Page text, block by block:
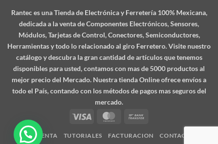
Ranteces una Tienda de Electrónica y Ferretería 100% Mexicana,
dedicada a la venta de Componentes Electrónicos, Sensores,
Módulos, Tarjetas de Control, Conectores, Semiconductores,
Herramientas y todo lo relacionado al giro Ferretero. Visite nuestro
catálogo y descubra la gran cantidad de artículos que tenemos
disponibles para usted, contamos con mas de 5000 productos al
mejor precio del Mercado. Nuestra tienda Online ofrece envíos a
todo el País, contando con los métodos de pagos mas seguros del
mercado.
Visa
MasterCard
MI CUENTA TUTORIALES FACTURACION CONTACTO